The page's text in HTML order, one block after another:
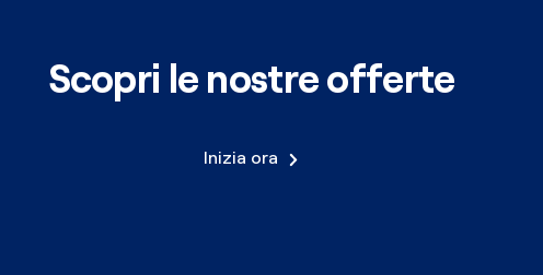
Scopri le nostre offerte
Inizia ora